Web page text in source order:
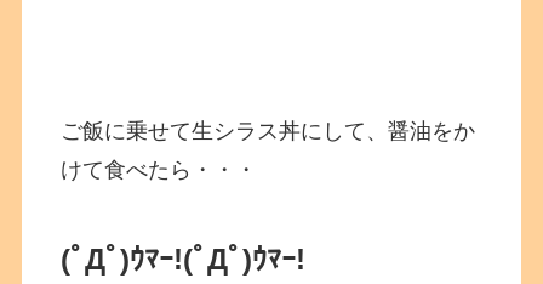
ご飯に乗せて生シラス丼にして、醤油をか
けて食べたら・・・
(ﾟДﾟ)ｳﾏｰ!(ﾟДﾟ)ｳﾏｰ!